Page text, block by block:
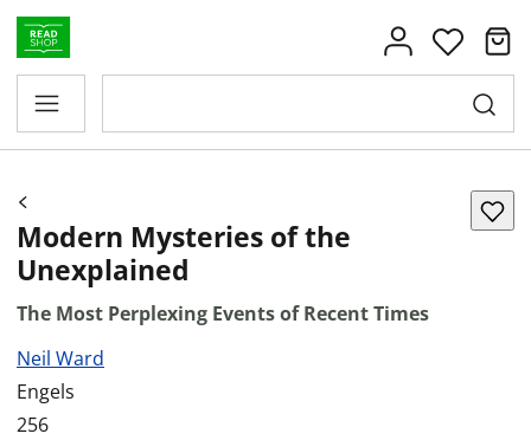
Modern Mysteries of the
Unexplained
The Most Perplexing Events of Recent Times
Neil Ward
Engels
256